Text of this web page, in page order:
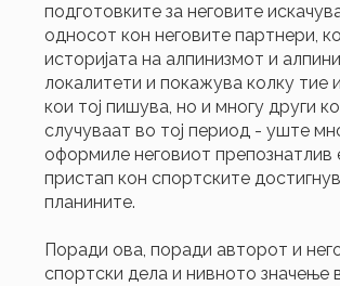
подготовките за неговите
односот кон неговите партнери,
историјата на алпинизмот и
локалитети и покажува колку тие
кои тој пишува, но и многу други
случуваат во тој период - уште
оформиле неговиот препознатлив
пристап кон спортските
планините.
Поради ова, поради авторот и
спортски дела и нивното значење